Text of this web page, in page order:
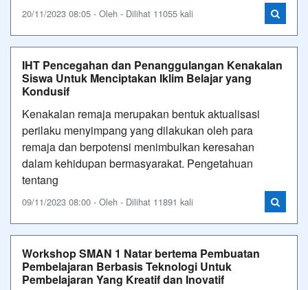
20/11/2023 08:05 - Oleh - Dilihat 11055 kali
IHT Pencegahan dan Penanggulangan Kenakalan
Siswa Untuk Menciptakan Iklim Belajar yang
Kondusif
Kenakalan remaja merupakan bentuk aktualisasi
perilaku menyimpang yang dilakukan oleh para
remaja dan berpotensi menimbulkan keresahan
dalam kehidupan bermasyarakat. Pengetahuan
tentang
09/11/2023 08:00 - Oleh - Dilihat 11891 kali
Workshop SMAN 1 Natar bertema Pembuatan
Pembelajaran Berbasis Teknologi Untuk
Pembelajaran Yang Kreatif dan Inovatif